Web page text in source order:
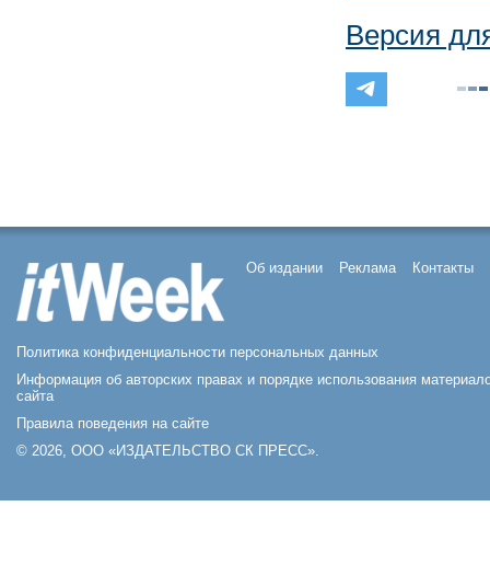
Версия
Об издании Реклама Контакты
Политика конфиденциальности персональных данных
Информация об авторских правах и порядке использования
сайта
Правила поведения на сайте
© 2026, ООО «ИЗДАТЕЛЬСТВО СК ПРЕСС».